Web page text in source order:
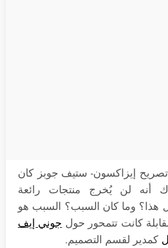
إيزاكسون- ستيف جوبز كان
أنه لن يُخرج منتجات رائعة
هذا؟ وما كان السبب؟ السبب هو
كانت تتمحور حول جوني إيف
كمدير لقسم التصميم.